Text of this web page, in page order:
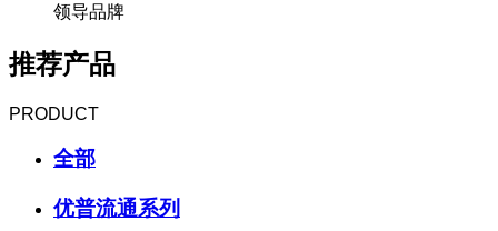
领导品牌
推荐产品
PRODUCT
全部
优普流通系列